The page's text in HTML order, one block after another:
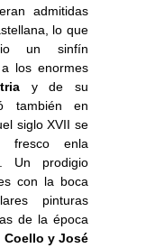
admitidas
lo que
un sinfín
los enormes
y de su
también en
siglo XVII se
fresco enla
Un prodigio
con la boca
pinturas
de la época
Coello y José